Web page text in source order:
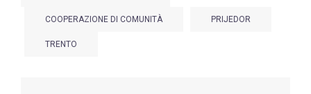
COOPERAZIONE DI COMUNITÀ PRIJEDOR
TRENTO